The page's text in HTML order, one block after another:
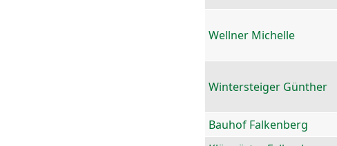
Wellner Michelle
Wintersteiger Günther
Bauhof Falkenberg